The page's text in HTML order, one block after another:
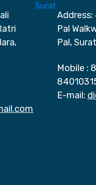
Address:
Pal
Pal,
Mobile :
E-mail: